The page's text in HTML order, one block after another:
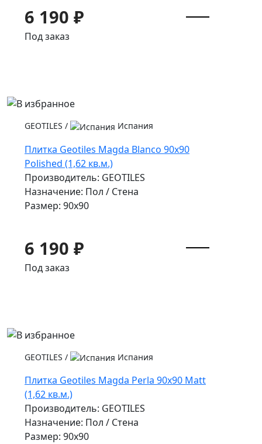
6 190 ₽
Под заказ
GEOTILES / Испания
Плитка Geotiles Magda Blanco 90x90
Polished (1,62 кв.м.)
Производитель: GEOTILES
Назначение: Пол / Стена
Размер: 90x90
6 190 ₽
Под заказ
GEOTILES / Испания
Плитка Geotiles Magda Perla 90x90 Matt
(1,62 кв.м.)
Производитель: GEOTILES
Назначение: Пол / Стена
Размер: 90x90